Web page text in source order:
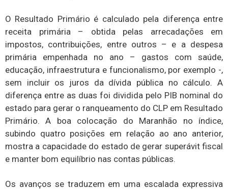
O Resultado Primário é calculado pela diferença entre
receita primária – obtida pelas arrecadações em
impostos, contribuições, entre outros – e a despesa
primária empenhada no ano – gastos com saúde,
educação, infraestrutura e funcionalismo, por exemplo -,
sem incluir os juros da dívida pública no cálculo. A
diferença entre as duas foi dividida pelo PIB nominal do
estado para gerar o ranqueamento do CLP em Resultado
Primário. A boa colocação do Maranhão no índice,
subindo quatro posições em relação ao ano anterior,
mostra a capacidade do estado de gerar superávit fiscal
e manter bom equilíbrio nas contas públicas.
Os avanços se traduzem em uma escalada expressiva